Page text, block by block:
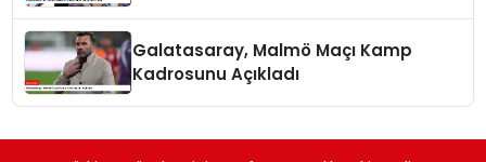
Galatasaray, Malmö Maçı Kamp
Kadrosunu Açıkladı